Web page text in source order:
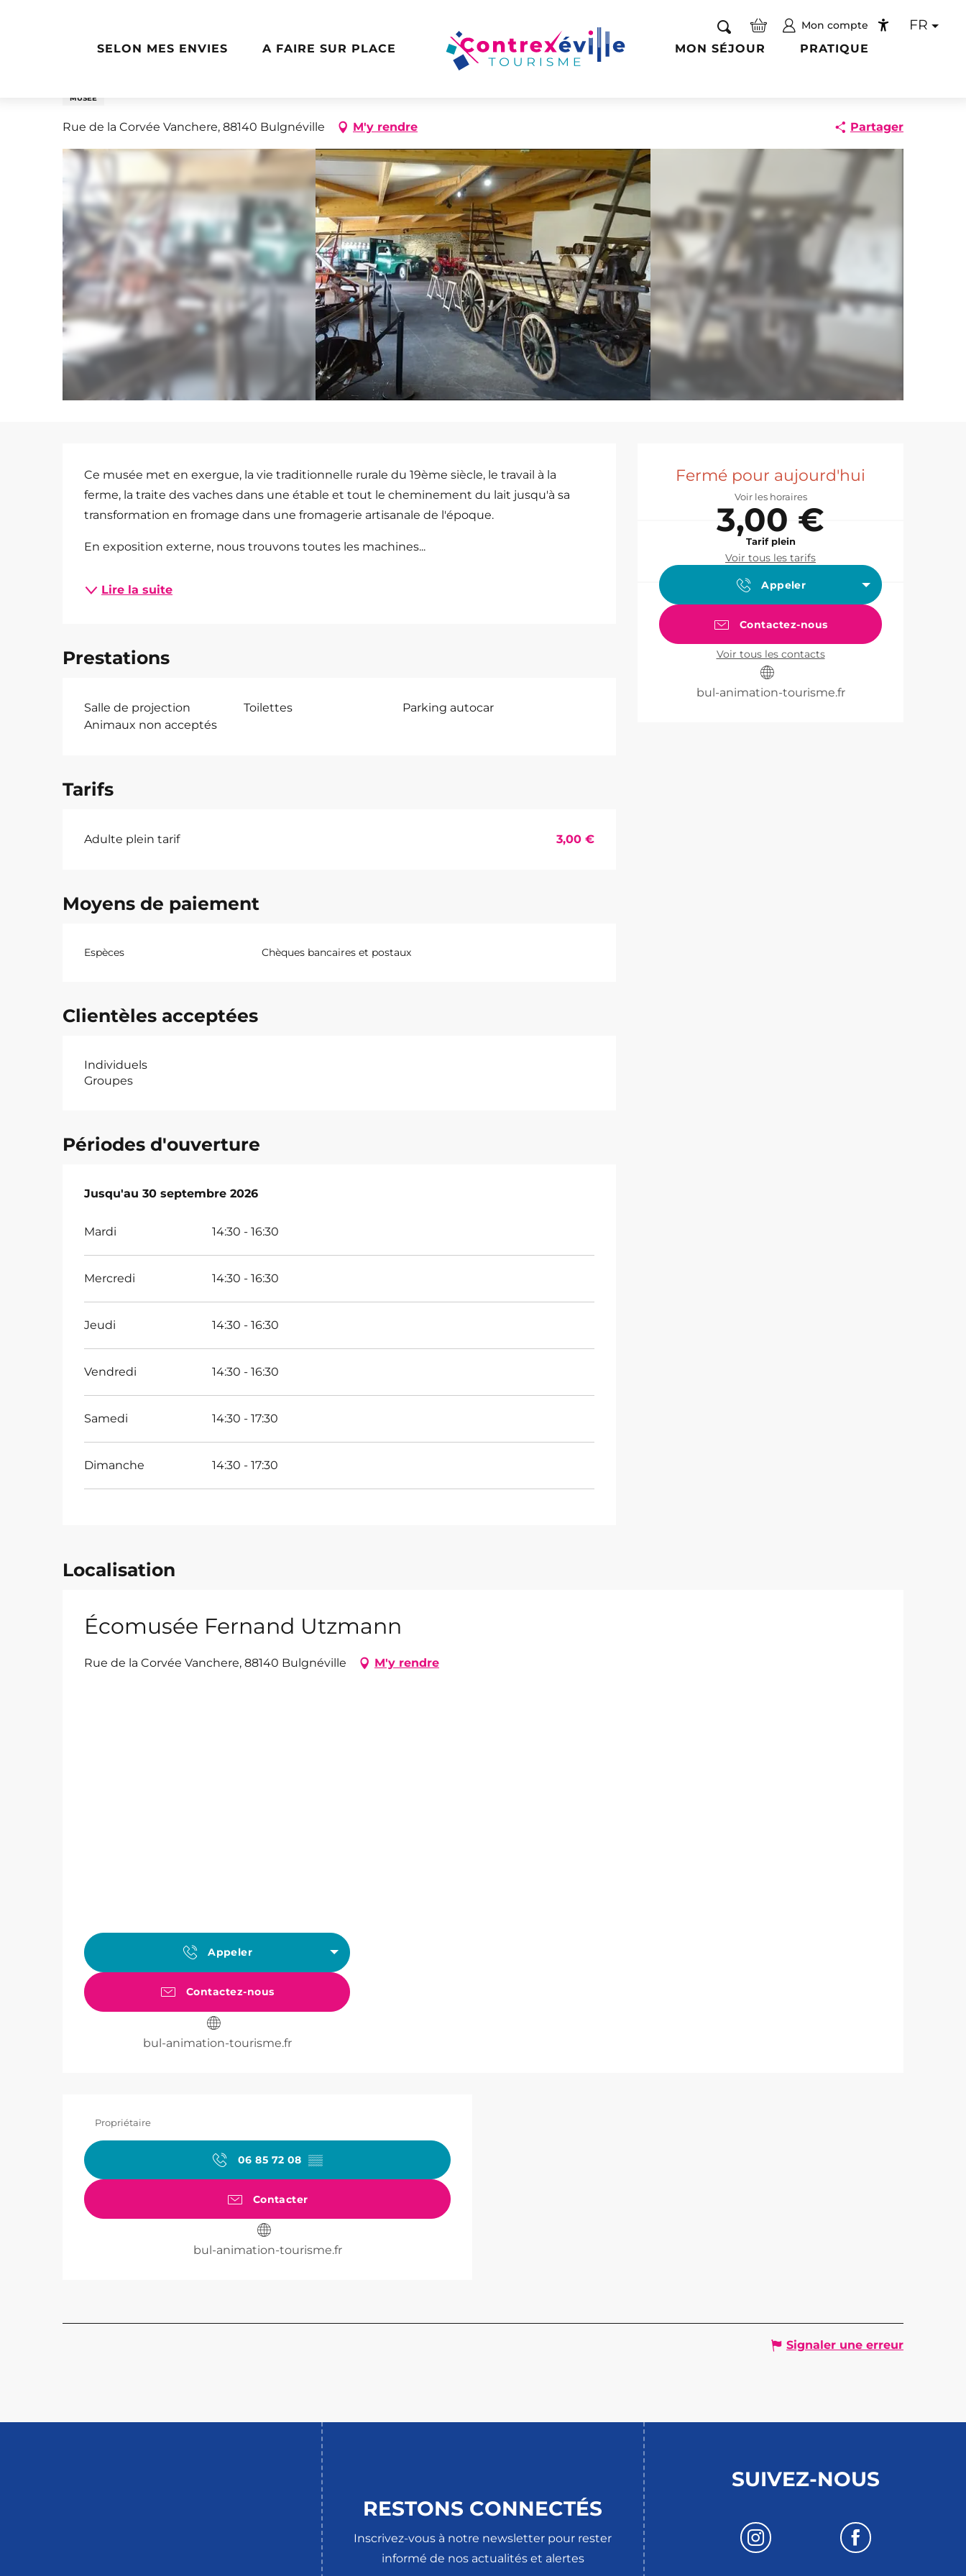
Mon compte
Recherche
FR
SELON MES ENVIES A FAIRE SUR PLACE MON SÉJOUR PRATIQUE
MUSÉE
Rue de la Corvée Vanchere, 88140 Bulgnéville M'y rendre Partager
Ouverture et
Fermé pour aujourd'hui
Voir les horaires
3,00 €
Tarif plein
Voir tous les tarifs
Appeler
Contactez-nous
Voir tous les contacts
bul-animation-tourisme.fr
Description
Ce musée met en exergue, la vie traditionnelle rurale du 19ème siècle, le travail à la
ferme, la traite des vaches dans une étable et tout le cheminement du lait jusqu'à sa
transformation en fromage dans une fromagerie artisanale de l'époque.
En exposition externe, nous trouvons toutes les machines...
Lire la suite
Prestations
Salle de projection Toilettes
Parking autocar
Animaux non acceptés
Tarifs
Adulte plein tarif 3,00 €
Moyens de paiement
Espèces Chèques bancaires et postaux
Clientèles acceptées
Individuels
Groupes
Périodes d'ouverture
Du1 mai 2026au30 septembre 2026
Jusqu'au 30 septembre 2026
Mardi 14:30 - 16:30
Mercredi 14:30 - 16:30
Jeudi 14:30 - 16:30
Vendredi 14:30 - 16:30
Samedi 14:30 - 17:30
Dimanche 14:30 - 17:30
Localisation
Écomusée Fernand Utzmann
Rue de la Corvée Vanchere, 88140 Bulgnéville M'y rendre
Appeler
Contactez-nous
bul-animation-tourisme.fr
Propriétaire
06 85 72 08 ▒▒
Contacter
bul-animation-tourisme.fr
Signaler une erreur
RESTONS CONNECTÉS
Inscrivez-vous à notre newsletter pour rester
informé de nos actualités et alertes
SUIVEZ-NOUS